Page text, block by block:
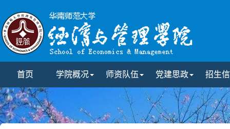
首页 学院概况 师资队伍 党建思政 招生